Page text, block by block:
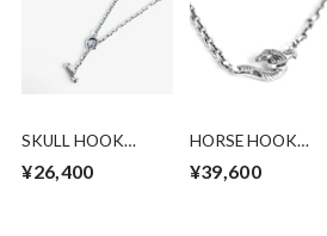
SKULL HOOK
(ROUND OR
¥26,400
HORSE HOOK
(ROUND OR
¥39,600